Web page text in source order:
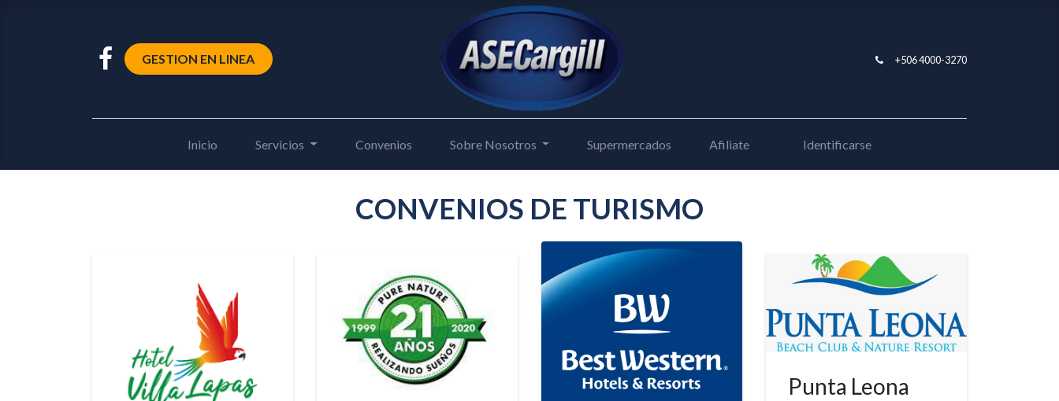
GESTION EN LINEA +506 4000-3270
Inicio Servicios Convenios Sobre Nosotros Supermercados Afiliate Identificarse
CONVENIOS DE TURISMO
Punta Leona